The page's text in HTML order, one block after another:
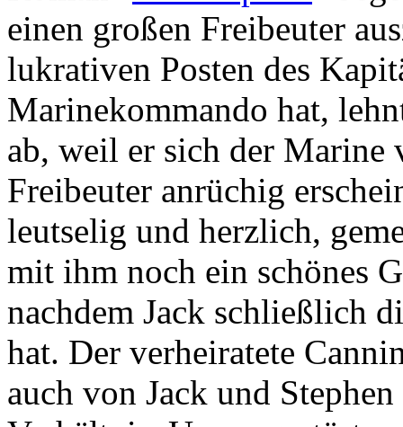
einen großen Freibeuter
lukrativen Posten des
Marinekommando hat,
ab, weil er sich der
Freibeuter anrüchig
leutselig und herzlich,
mit ihm noch ein schönes
nachdem Jack schließlich
hat. Der verheiratete
auch von Jack und